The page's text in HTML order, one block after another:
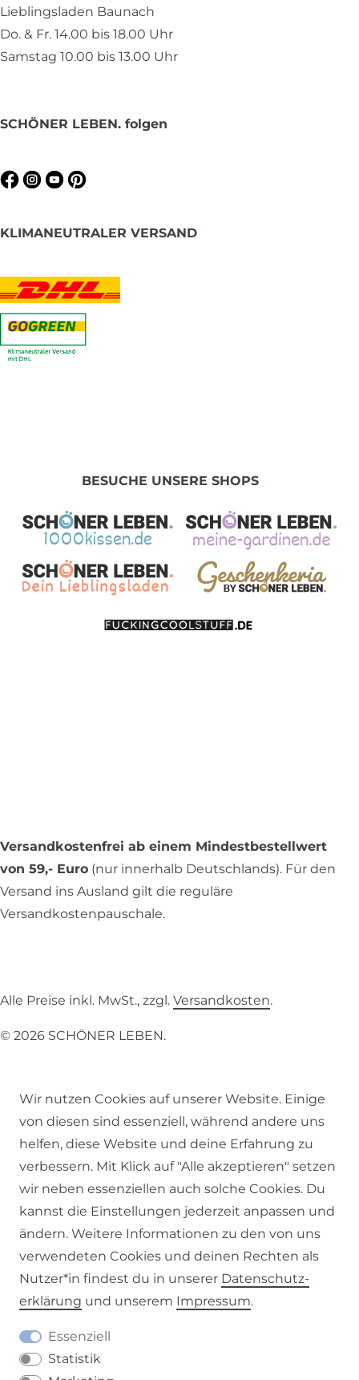
Lieblingsladen Baunach
Do. & Fr. 14.00 bis 18.00 Uhr
Samstag 10.00 bis 13.00 Uhr
SCHÖNER LEBEN. folgen
KLIMANEUTRALER VERSAND
BESUCHE UNSERE SHOPS
Versandkostenfrei ab einem Mindestbestellwert
von 59,- Euro (nur innerhalb Deutschlands). Für den
Versand ins Ausland gilt die reguläre
Versandkostenpauschale.
Alle Preise inkl. MwSt., zzgl. Versandkosten.
© 2026 SCHÖNER LEBEN.
Impressum Daten­schutz­erklärung AGB
Barrierefreiheitserklärung Widerrufs­recht
Wir nutzen Cookies auf unserer Website. Einige
von diesen sind essenziell, während andere uns
helfen, diese Website und deine Erfahrung zu
verbessern. Mit Klick auf "Alle akzeptieren" setzen
wir neben essenziellen auch solche Cookies. Du
kannst die Einstellungen jederzeit anpassen und
ändern. Weitere Informationen zu den von uns
verwendeten Cookies und deinen Rechten als
Nutzer*in findest du in unserer Daten­schutz­
erklärung und unserem Impressum.
Essenziell
Statistik